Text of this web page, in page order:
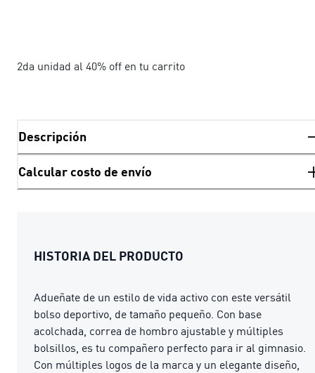
2da unidad al 40% off en tu carrito
Descripción
Calcular costo de envío
HISTORIA DEL PRODUCTO
Adueñate de un estilo de vida activo con este versátil
bolso deportivo, de tamaño pequeño. Con base
acolchada, correa de hombro ajustable y múltiples
bolsillos, es tu compañero perfecto para ir al gimnasio.
Con múltiples logos de la marca y un elegante diseño,